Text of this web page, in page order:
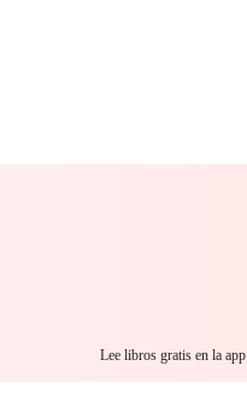
Lee libros gratis en la app